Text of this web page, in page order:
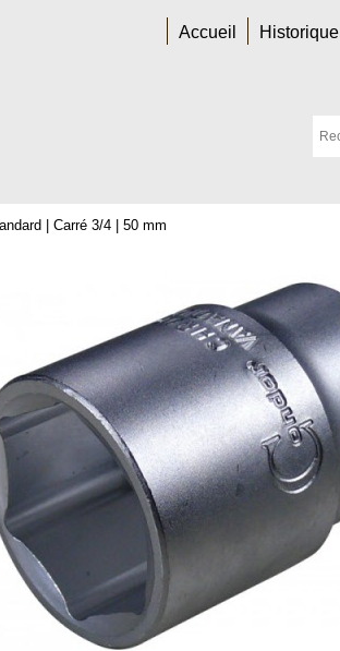
Accueil Historique
| Carré 3/4 | 50 mm